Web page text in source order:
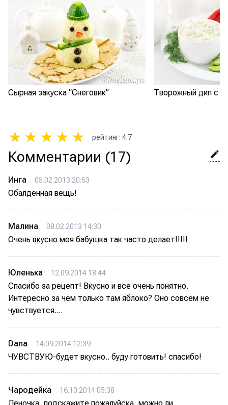
Сырная закуска “Снеговик” Творожный дип с
★ ★ ★ ★ ★ рейтинг: 4.7
Комментарии (17)
Инга 05.02.2013 20:53
Обалденная вещь!
Малина 08.02.2013 14:30
Очень вкусно моя бабушка так часто делает!!!!!
Юленька 12.09.2014 18:44
Спасибо за рецепт! Вкусно и все очень понятно.
Интересно за чем только там яблоко? Оно совсем не
чувствуется....
Dana 14.09.2014 12:39
ЧУВСТВУЮ-будет вкусно.. буду готовить! спасибо!
Чародейка 16.10.2014 05:38
Леночка, подскажите пожалуйска, можно ли